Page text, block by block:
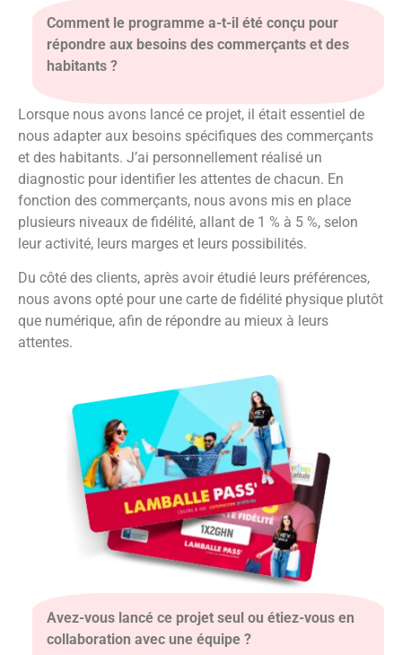
Comment le programme a-t-il été conçu pour
répondre aux besoins des commerçants et des
habitants ?
Lorsque nous avons lancé ce projet, il était essentiel de
nous adapter aux besoins spécifiques des commerçants
et des habitants. J’ai personnellement réalisé un
diagnostic pour identifier les attentes de chacun. En
fonction des commerçants, nous avons mis en place
plusieurs niveaux de fidélité, allant de 1 % à 5 %, selon
leur activité, leurs marges et leurs possibilités.
Du côté des clients, après avoir étudié leurs préférences,
nous avons opté pour une carte de fidélité physique plutôt
que numérique, afin de répondre au mieux à leurs
attentes.
Avez-vous lancé ce projet seul ou étiez-vous en
collaboration avec une équipe ?